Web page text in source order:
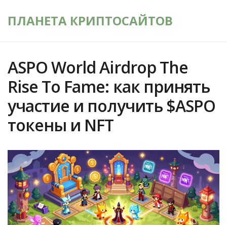
ПЛАНЕТА КРИПТОСАЙТОВ
ASPO World Airdrop The
Rise To Fame: как принять
участие и получить $ASPO
токены и NFT